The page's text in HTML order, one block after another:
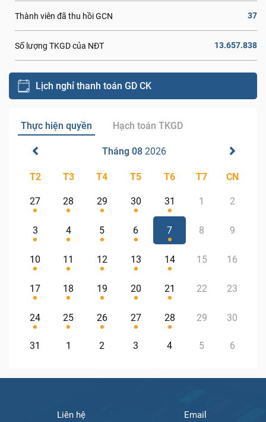
Thành viên đã thu hồi GCN 37
Số lượng TKGD của NĐT 13.657.838
Lịch nghỉ thanh toán GD CK
Thực hiện quyền Hạch toán TKGD
Tháng 08 2026
T2 T3 T4 T5 T6 T7 CN
27 28 29 30 31 1 2
3 4 5 6 7 8 9
10 11 12 13 14 15 16
17 18 19 20 21 22 23
24 25 26 27 28 29 30
31 1 2 3 4 5 6
Liên hệ Email